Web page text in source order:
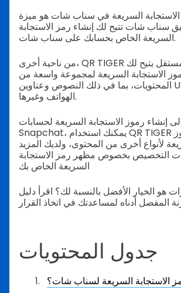
السريعة في سناب شات هو ميزة
سناب شات تتيح لك إنشاء رمز الاستجابة
السريعة الخاص بحسابك على سناب شات.
من ناحية أخرى، QR TIGER هو موقع ويب مستقل يتيح لك
الاستجابة السريعة لمجموعة واسعة من
المحتويات، بما في ذلك النصوص وعناوين URL وأرقام
الهواتف وغيرها.
إنشاء رموز الاستجابة السريعة لحسابات
Snapchat، يمكنك استخدام QR TIGER لإنشاء رموز
لأنواع أخرى من المحتوى، ولديك المزيد
التخصيص بخصوص مظهر رمز الاستجابة
السريعة الخاص بك
هو الخيار الأفضل بالنسبة لك؟ اقرأ دليل
جدول المحتويات
الاستجابة السريعة لسناب شات؟